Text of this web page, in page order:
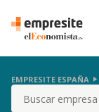
EMPRESITE ESPAÑA
Buscar